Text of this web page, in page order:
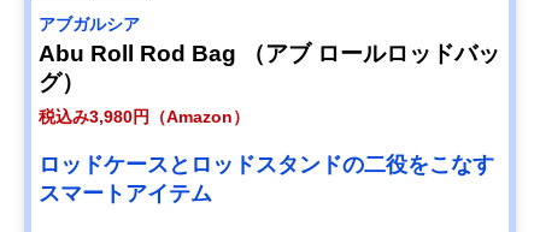
アブガルシア
Abu Roll Rod Bag （アブ ロールロッドバッ
グ）
税込み3,980円（Amazon）
ロッドケースとロッドスタンドの二役をこなす
スマートアイテム